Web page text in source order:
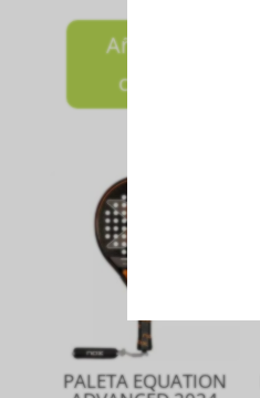
Añadir al
carrito
PALETA EQUATION